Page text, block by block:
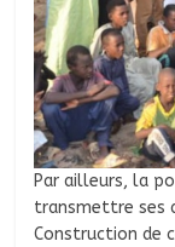
Par ailleurs, la
transmettre ses
Construction de